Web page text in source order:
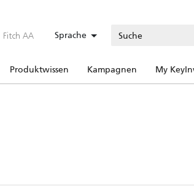
Fitch AA Sprache
Produktwissen Kampagnen My